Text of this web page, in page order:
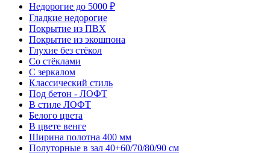
Недорогие до 5000 ₽
Гладкие недорогие
Покрытие из ПВХ
Покрытие из экошпона
Глухие без стёкол
Со стёклами
С зеркалом
Классический стиль
Под бетон - ЛОФТ
В стиле ЛОФТ
Белого цвета
В цвете венге
Ширина полотна 400 мм
Полуторные в зал 40+60/70/80/90 см